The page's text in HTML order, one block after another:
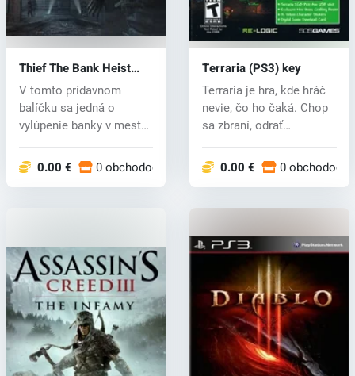
Thief The Bank Heist
DLC (PS3) key
V tomto prídavnom
balíčku sa jedná o
vylúpenie banky v meste,
0.00 € 0 obchodoch
Terraria (PS3) key
Terraria je hra, kde hráč
nevie, čo ho čaká. Chop
sa zbraní, odrať
0.00 € 0 obchodoch